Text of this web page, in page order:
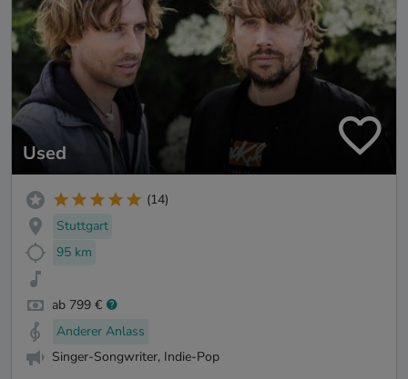
Used
(14)
Stuttgart
95 km
ab 799 €
Anderer Anlass
Singer-Songwriter, Indie-Pop